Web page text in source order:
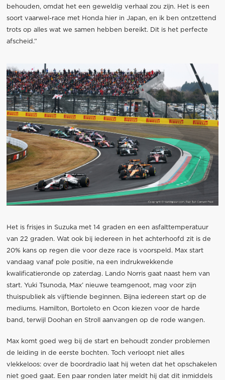
behouden, omdat het een geweldig verhaal zou zijn. Het is een
soort vaarwel-race met Honda hier in Japan, en ik ben ontzettend
trots op alles wat we samen hebben bereikt. Dit is het perfecte
afscheid.”
Het is frisjes in Suzuka met 14 graden en een asfalttemperatuur
van 22 graden. Wat ook bij iedereen in het achterhoofd zit is de
20% kans op regen die voor deze race is voorspeld. Max start
vandaag vanaf pole positie, na een indrukwekkende
kwalificatieronde op zaterdag. Lando Norris gaat naast hem van
start. Yuki Tsunoda, Max’ nieuwe teamgenoot, mag voor zijn
thuispubliek als vijftiende beginnen. Bijna iedereen start op de
mediums. Hamilton, Bortoleto en Ocon kiezen voor de harde
band, terwijl Doohan en Stroll aanvangen op de rode wangen.
Max komt goed weg bij de start en behoudt zonder problemen
de leiding in de eerste bochten. Toch verloopt niet alles
vlekkeloos: over de boordradio laat hij weten dat het opschakelen
niet goed gaat. Een paar ronden later meldt hij dat dit inmiddels